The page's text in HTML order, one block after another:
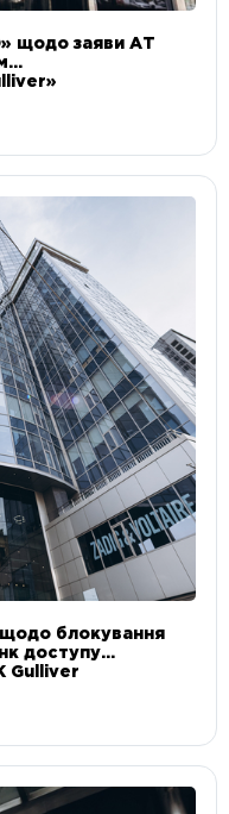
щодо заяви АТ
блокування
доступу
Gulliver